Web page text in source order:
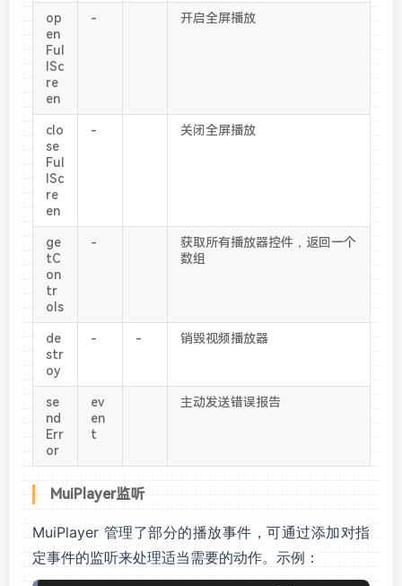
op
en
Ful
lSc
re
en
- 开启全屏播放
clo
se
Ful
lSc
re
en
- 关闭全屏播放
ge
tC
on
tr
ols
-
获取所有播放器控件，返回一个
数组
de
str
oy
- - 销毁视频播放器
se
nd
Err
or
ev
en
t
主动发送错误报告
MuiPlayer监听
MuiPlayer 管理了部分的播放事件，可通过添加对指
定事件的监听来处理适当需要的动作。示例：